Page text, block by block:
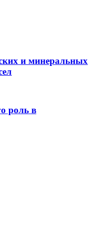
и минеральных
роль в